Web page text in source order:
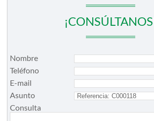
Nombre
Teléfono
E-mail
Asunto
Consulta